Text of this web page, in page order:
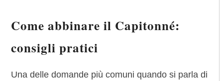
Come abbinare il Capitonné:
consigli pratici
Una delle domande più comuni quando si parla di